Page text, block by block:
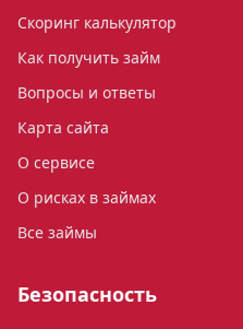
Скоринг калькулятор
Как получить займ
Вопросы и ответы
Карта сайта
О сервисе
О рисках в займах
Все займы
Безопасность